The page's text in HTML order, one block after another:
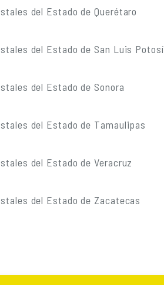
del Estado de Querétaro
del Estado de San Luis Potosí
del Estado de Sonora
del Estado de Tamaulipas
del Estado de Veracruz
del Estado de Zacatecas